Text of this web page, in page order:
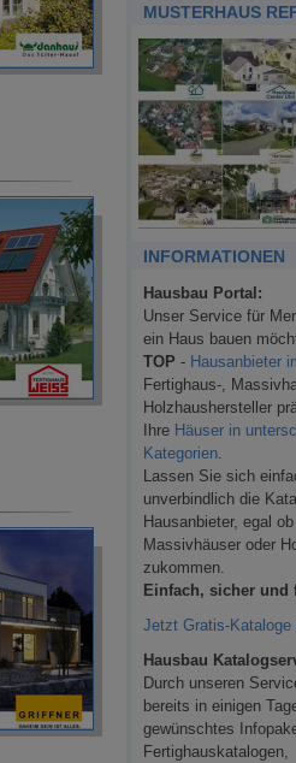
MUSTERHAUS
INFORMATIONEN
Hausbau Portal:
Unser Service für
ein Haus bauen
TOP - Hausanbieter
Fertighaus-,
Holzhaushersteller
Ihre Häuser in
Kategorien
Lassen Sie sich
unverbindlich die
Hausanbieter, egal
Massivhäuser oder
zukommen.
Einfach, sicher und
Jetzt Gratis-Kataloge
Hausbau
Durch unseren
bereits in einigen
gewünschtes
Fertighauskatalogen,